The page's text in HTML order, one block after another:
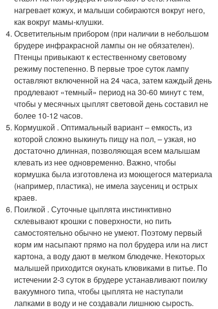
нагревает кожух, и малыши собираются вокруг него,
как вокруг мамы-клушки.
Осветительным прибором (при наличии в небольшом
брудере инфракрасной лампы он не обязателен).
Птенцы привыкают к естественному световому
режиму постепенно. В первые трое суток лампу
оставляют включенной на 24 часа, затем каждый день
продлевают «темный» период на 30-60 минут с тем,
чтобы у месячных цыплят световой день составил не
более 10-12 часов.
Кормушкой . Оптимальный вариант – емкость, из
которой сложно выкинуть пищу на пол, – узкая, но
достаточно длинная, позволяющая всем малышам
клевать из нее одновременно. Важно, чтобы
кормушка была изготовлена из моющегося материала
(например, пластика), не имела заусениц и острых
краев.
Поилкой . Суточные цыплята инстинктивно
склевывают крошки с поверхности, но пить
самостоятельно обычно не умеют. Поэтому первый
корм им насыпают прямо на пол брудера или на лист
картона, а воду дают в мелком блюдечке. Некоторых
малышей приходится окунать клювиками в питье. По
истечении 2-3 суток в брудере устанавливают поилку
вакуумного типа, чтобы цыплята не наступали
лапками в воду и не создавали лишнюю сырость.